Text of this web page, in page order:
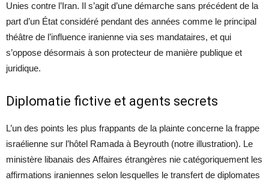
Unies contre l’Iran. Il s’agit d’une démarche sans précédent de la
part d’un État considéré pendant des années comme le principal
théâtre de l’influence iranienne via ses mandataires, et qui
s’oppose désormais à son protecteur de manière publique et
juridique.
Diplomatie fictive et agents secrets
L’un des points les plus frappants de la plainte concerne la frappe
israélienne sur l’hôtel Ramada à Beyrouth (notre illustration). Le
ministère libanais des Affaires étrangères nie catégoriquement les
affirmations iraniennes selon lesquelles le transfert de diplomates